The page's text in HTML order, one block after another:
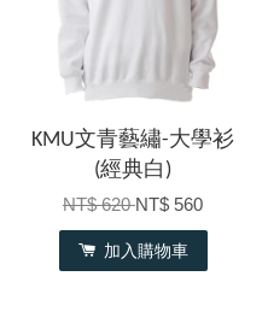
KMU文青藝繡-大學衫
(經典白)
NT$ 620NT$ 560
加入購物車